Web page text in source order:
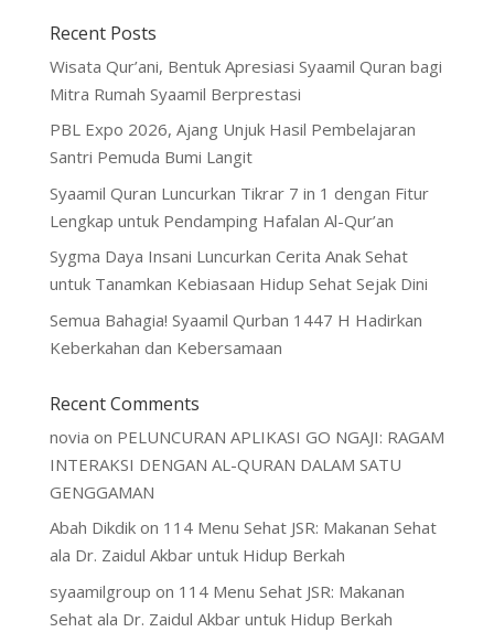
Recent Posts
Wisata Qur’ani, Bentuk Apresiasi Syaamil Quran bagi
Mitra Rumah Syaamil Berprestasi
PBL Expo 2026, Ajang Unjuk Hasil Pembelajaran
Santri Pemuda Bumi Langit
Syaamil Quran Luncurkan Tikrar 7 in 1 dengan Fitur
Lengkap untuk Pendamping Hafalan Al-Qur’an
Sygma Daya Insani Luncurkan Cerita Anak Sehat
untuk Tanamkan Kebiasaan Hidup Sehat Sejak Dini
Semua Bahagia! Syaamil Qurban 1447 H Hadirkan
Keberkahan dan Kebersamaan
Recent Comments
novia on PELUNCURAN APLIKASI GO NGAJI: RAGAM
INTERAKSI DENGAN AL-QURAN DALAM SATU
GENGGAMAN
Abah Dikdikon 114 Menu Sehat JSR: Makanan Sehat
ala Dr. Zaidul Akbar untuk Hidup Berkah
syaamilgroup on 114 Menu Sehat JSR: Makanan
Sehat ala Dr. Zaidul Akbar untuk Hidup Berkah